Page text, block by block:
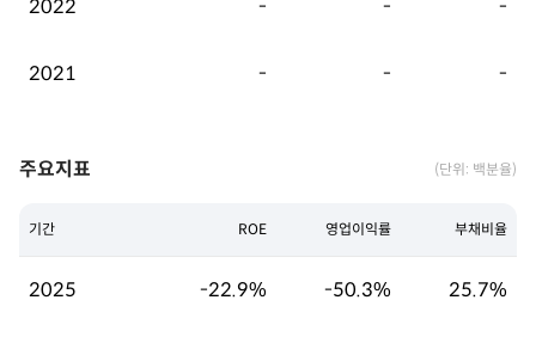
2022 - - -
2021 - - -
주요지표 (단위: 백분율)
기간 ROE 영업이익률 부채비율
2025 -22.9% -50.3% 25.7%